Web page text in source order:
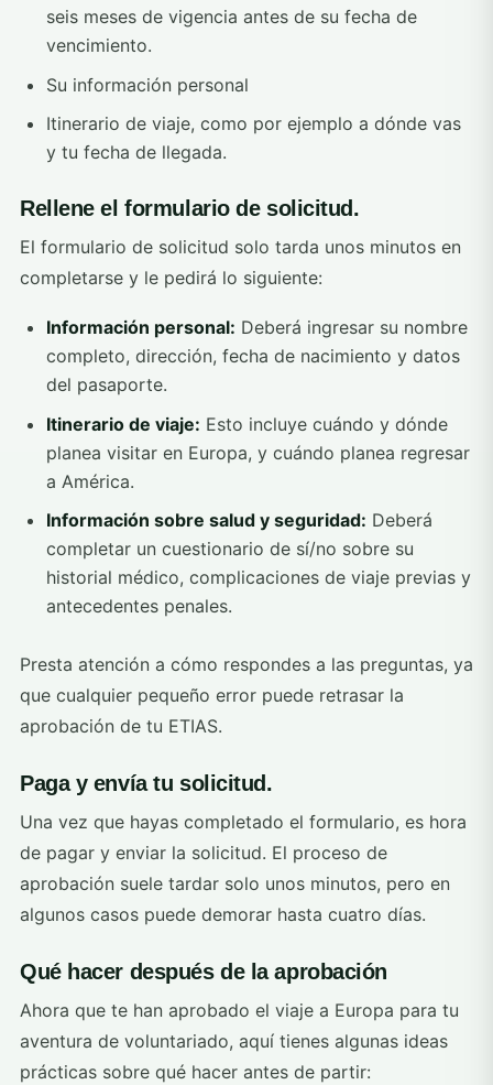
seis meses de vigencia antes de su fecha de
vencimiento.
Su información personal
Itinerario de viaje, como por ejemplo a dónde vas
y tu fecha de llegada.
Rellene el formulario de solicitud.
El formulario de solicitud solo tarda unos minutos en
completarse y le pedirá lo siguiente:
Información personal: Deberá ingresar su nombre
completo, dirección, fecha de nacimiento y datos
del pasaporte.
Itinerario de viaje: Esto incluye cuándo y dónde
planea visitar en Europa, y cuándo planea regresar
a América.
Información sobre salud y seguridad: Deberá
completar un cuestionario de sí/no sobre su
historial médico, complicaciones de viaje previas y
antecedentes penales.
Presta atención a cómo respondes a las preguntas, ya
que cualquier pequeño error puede retrasar la
aprobación de tu ETIAS.
Paga y envía tu solicitud.
Una vez que hayas completado el formulario, es hora
de pagar y enviar la solicitud. El proceso de
aprobación suele tardar solo unos minutos, pero en
algunos casos puede demorar hasta cuatro días.
Qué hacer después de la aprobación
Ahora que te han aprobado el viaje a Europa para tu
aventura de voluntariado, aquí tienes algunas ideas
prácticas sobre qué hacer antes de partir: